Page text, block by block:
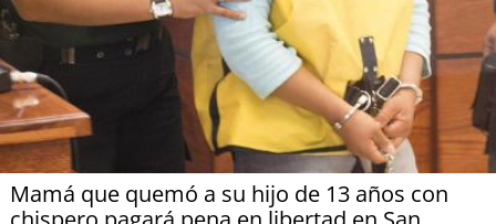
Mamá que quemó a su hijo de 13 años con